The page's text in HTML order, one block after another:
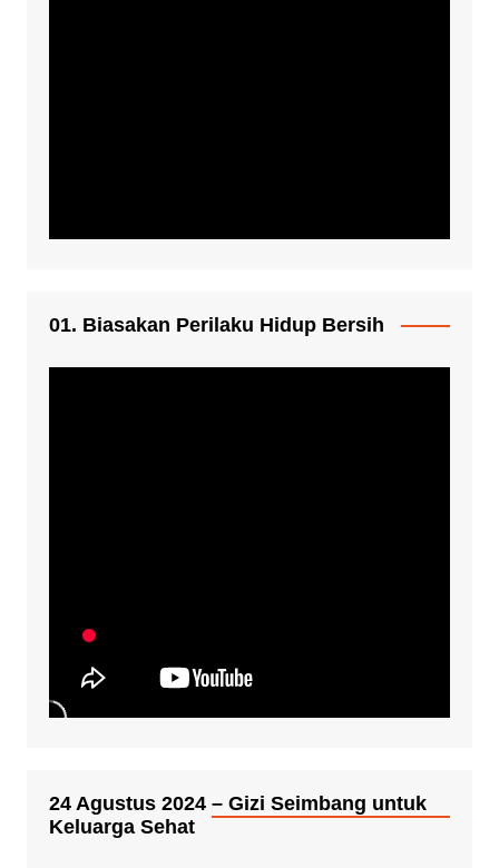
01. Biasakan Perilaku Hidup Bersih
24 Agustus 2024 – Gizi Seimbang untuk
Keluarga Sehat